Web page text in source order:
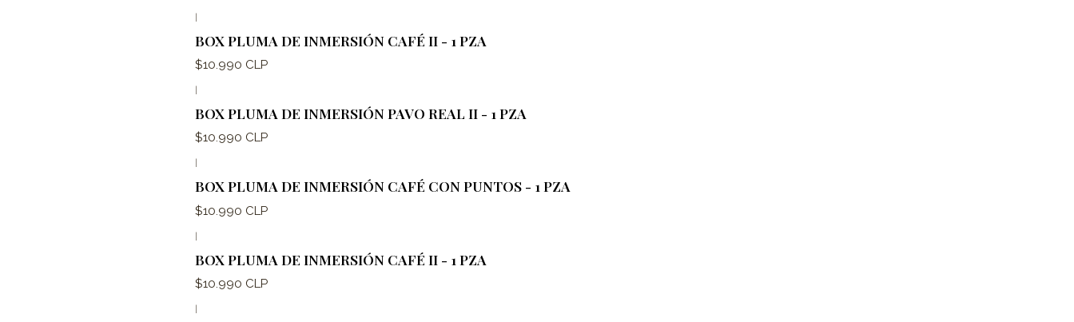
|
BOX PLUMA DE INMERSIÓN CAFÉ II - 1 PZA
$10.990 CLP
|
BOX PLUMA DE INMERSIÓN PAVO REAL II - 1 PZA
$10.990 CLP
BOX PLUMA DE INMERSIÓN CAFÉ CON PUNTOS - 1 PZA
$10.990 CLP
|
BOX PLUMA DE INMERSIÓN CAFÉ II - 1 PZA
$10.990 CLP